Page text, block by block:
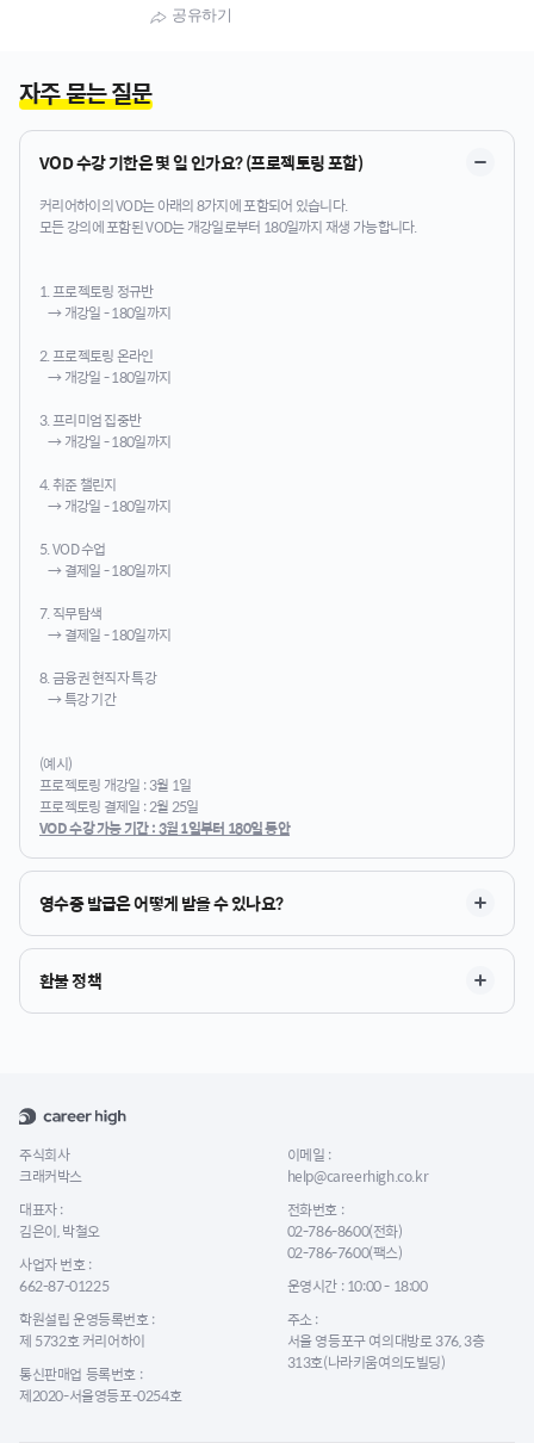
공유하기
자주 묻는 질문
VOD 수강 기한은 몇 일 인가요? (프로젝토링 포함)
커리어하이의 VOD는 아래의 8가지에 포함되어 있습니다.
모든 강의에 포함된 VOD는 개강일로부터 180일까지 재생 가능합니다.
1. 프로젝토링 정규반
→ 개강일 - 180일까지
2. 프로젝토링 온라인
→ 개강일 - 180일까지
3. 프리미엄 집중반
→ 개강일 - 180일까지
4. 취준 챌린지
→ 개강일 - 180일까지
5. VOD 수업
→ 결제일 - 180일까지
7. 직무탐색
→ 결제일 - 180일까지
8. 금융권 현직자 특강
→ 특강 기간
(예시)
프로젝토링 개강일 : 3월 1일
프로젝토링 결제일 : 2월 25일
VOD 수강 가능 기간 : 3월 1일부터 180일 동안
영수증 발급은 어떻게 받을 수 있나요?
환불 정책
주식회사
크래커박스
대표자 :
김은이, 박철오
사업자 번호 :
662-87-01225
학원설립 운영등록번호 :
제 5732호 커리어하이
통신판매업 등록번호 :
제2020-서울영등포-0254호
이메일 :
help@careerhigh.co.kr
전화번호 :
02-786-8600(전화)
02-786-7600(팩스)
운영시간 : 10:00 - 18:00
주소 :
서울 영등포구 여의대방로 376, 3층
313호(나라키움여의도빌딩)